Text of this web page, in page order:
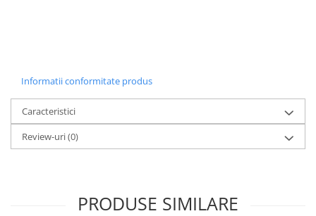
Informatii conformitate produs
Caracteristici
Review-uri(0)
PRODUSE SIMILARE